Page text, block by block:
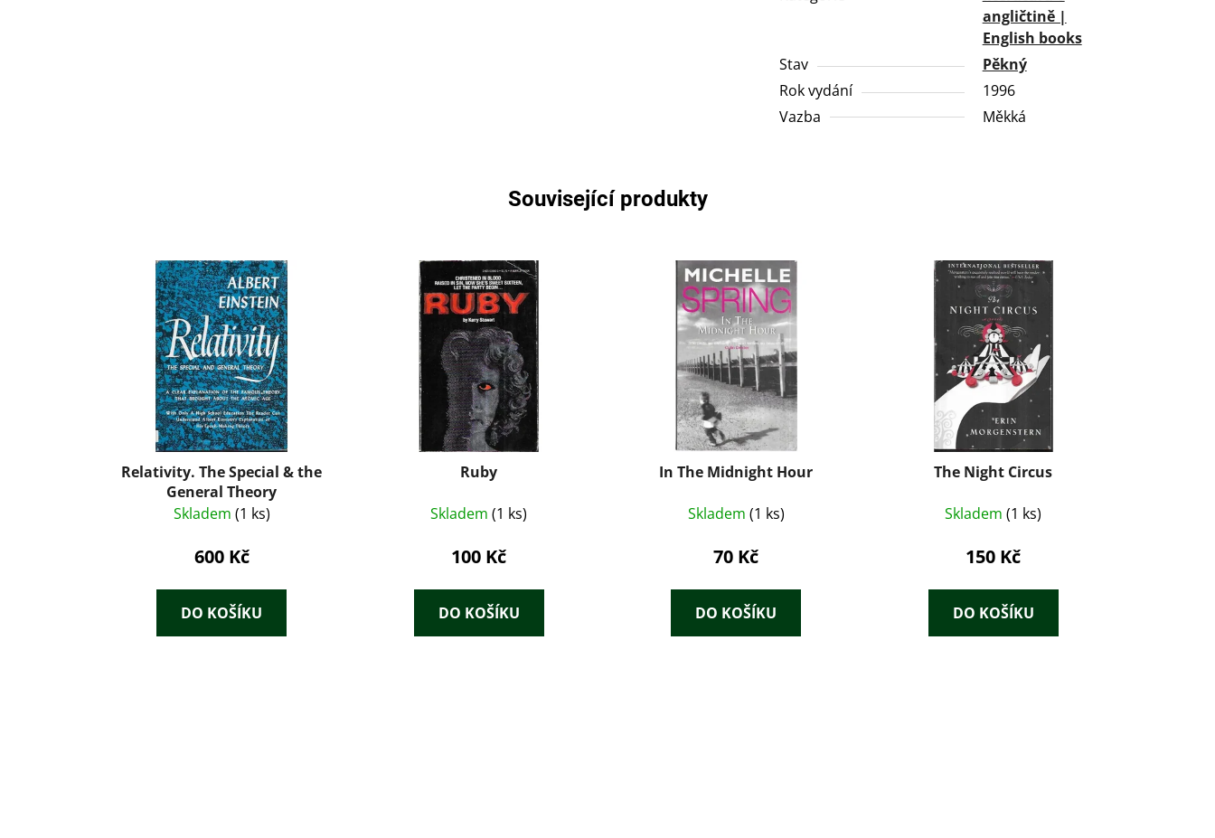
angličtině |
English books
Stav
Pěkný
Rok vydání
1996
Vazba
Měkká
Související produkty
Relativity. The Special & the
General Theory
Skladem (1 ks)
600 Kč
DO KOŠÍKU
Ruby
Skladem(1 ks)
100 Kč
DO KOŠÍKU
In The Midnight Hour
Skladem (1 ks)
70 Kč
DO KOŠÍKU
The Night Circus
Skladem(1 ks)
150 Kč
DO KOŠÍKU